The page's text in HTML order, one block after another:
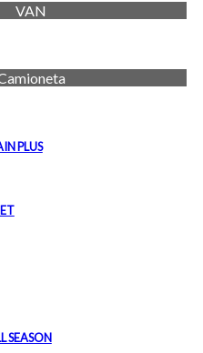
VAN
PLUS
SEASON